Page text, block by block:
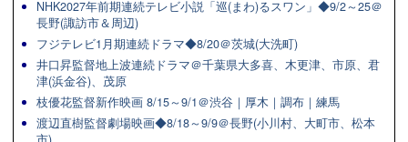
NHK2027年前期連続テレビ小説「巡(まわ)るスワン」◆9/2～25＠
長野(諏訪市＆周辺)
フジテレビ1月期連続ドラマ◆8/20＠茨城(大洗町)
井口昇監督地上波連続ドラマ＠千葉県大多喜、木更津、市原、君
津(浜金谷)、茂原
枝優花監督新作映画 8/15～9/1＠渋谷｜厚木｜調布｜練馬
渡辺直樹監督劇場映画◆8/18～9/9＠長野(小川村、大町市、松本